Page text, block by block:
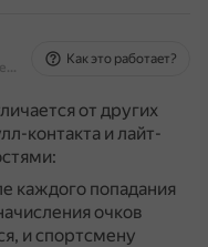
На основе источников, возможны неточности
Как это работает?
от других
контакта и лайт-
каждого попадания
очков
и спортсмену